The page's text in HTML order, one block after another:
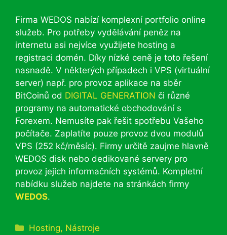
Firma WEDOS nabízí komplexní portfolio online
služeb. Pro potřeby vydělávání peněz na
internetu asi nejvíce využijete hosting a
registraci domén. Díky nízké ceně je toto řešení
nasnadě. V některých případech i VPS (virtuální
server) např. pro provoz aplikace na sběr
BitCoinů od DIGITAL GENERATION či různé
programy na automatické obchodování s
Forexem. Nemusíte pak řešit spotřebu Vašeho
počítače. Zaplatíte pouze provoz dvou modulů
VPS (252 kč/měsíc). Firmy určitě zaujme hlavně
WEDOS disk nebo dedikované servery pro
provoz jejich informačních systémů. Kompletní
nabídku služeb najdete na stránkách firmy
WEDOS.
Rubriky
Hosting, Nástroje